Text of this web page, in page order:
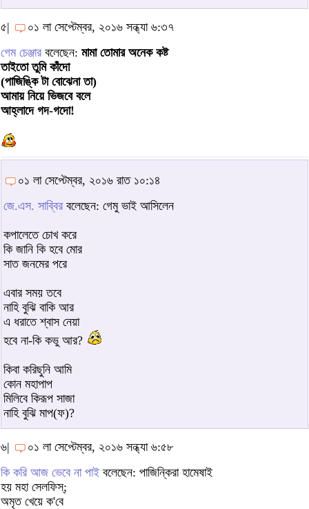
৫|
০১ লা সেপ্টেম্বর, ২০১৬ সন্ধ্যা ৬:৩৭
গেম চেঞ্জার বলেছেন: মামা তোমার অনেক কষ্ট
তাইতো তুমি কাঁদো
(পাজিঙ্কি টা বোঝেনা তা)
আমায় নিয়ে ভিজবে বলে
আহ্লাদে গদ-গদো!
০১ লা সেপ্টেম্বর, ২০১৬ রাত ১০:১৪
জে.এস. সাব্বির বলেছেন: গেমু ভাই আসিলেন
কপালেতে চোখ করে
কি জানি কি হবে মোর
সাত জনমের পরে
এবার সময় তবে
নাহি বুঝি বাকি আর
এ ধরাতে শ্বাস নেয়া
হবে না-কি কভু আর?
কিবা করিছুনি আমি
কোন মহাপাপ
মিলিবে কিরূপ সাজা
নাহি বুঝি মাপ(ফ)?
৬|
০১ লা সেপ্টেম্বর, ২০১৬ সন্ধ্যা ৬:৫৮
কি করি আজ ভেবে না পাই বলেছেন: পাজিন্কিরা হামেষাই
হয় মহা সেলফিস্‌;
অমৃত খেয়ে ক'বে